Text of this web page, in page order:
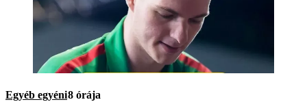
Egyéb egyéni8 órája